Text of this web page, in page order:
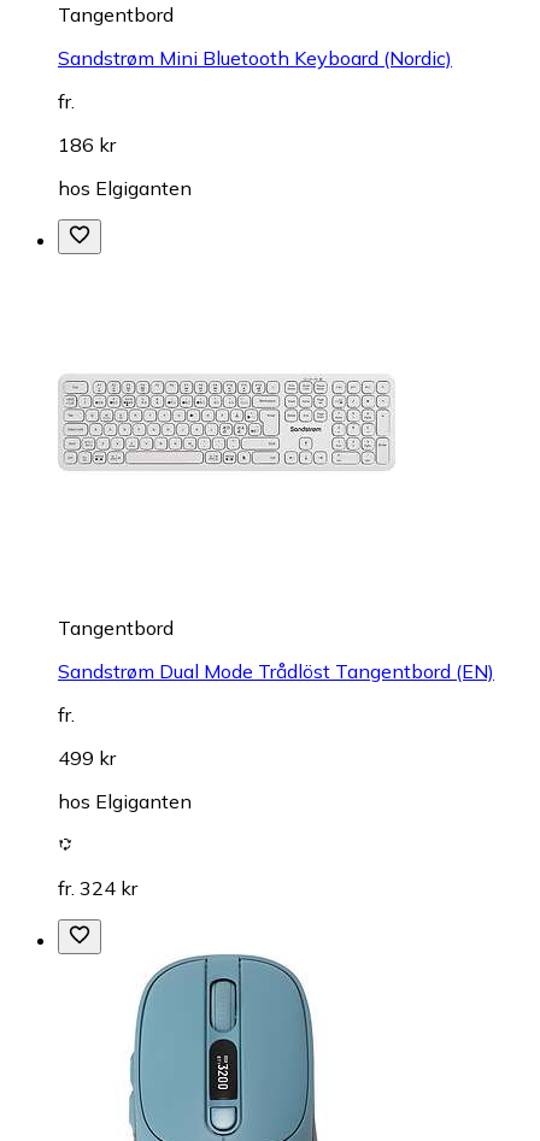
Tangentbord
Sandstrøm Mini Bluetooth Keyboard (Nordic)
fr.
186 kr
hos Elgiganten
Tangentbord
Sandstrøm Dual Mode Trådlöst Tangentbord (EN)
fr.
499 kr
hos Elgiganten
fr. 324 kr